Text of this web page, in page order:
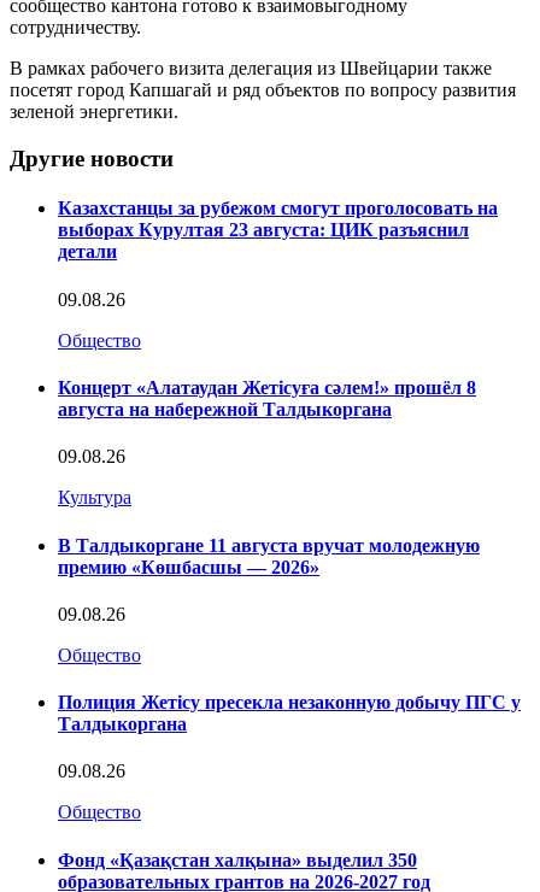
сообщество кантона готово к взаимовыгодному
сотрудничеству.
В рамках рабочего визита делегация из Швейцарии также
посетят город Капшагай и ряд объектов по вопросу развития
зеленой энергетики.
Другие новости
Казахстанцы за рубежом смогут проголосовать на
выборах Курултая 23 августа: ЦИК разъяснил
детали
09.08.26
Общество
Концерт «Алатаудан Жетісуға сәлем!» прошёл 8
августа на набережной Талдыкоргана
09.08.26
Культура
В Талдыкоргане 11 августа вручат молодежную
премию «Көшбасшы — 2026»
09.08.26
Общество
Полиция Жетісу пресекла незаконную добычу ПГС у
Талдыкоргана
09.08.26
Общество
Фонд «Қазақстан халқына» выделил 350
образовательных грантов на 2026-2027 год